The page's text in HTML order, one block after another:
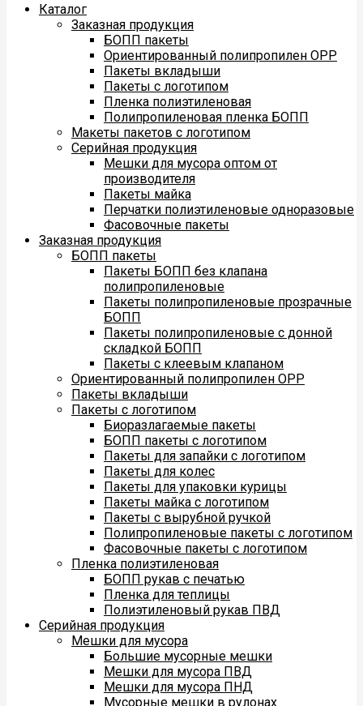
Каталог
Заказная продукция
БОПП пакеты
Ориентированный полипропилен ОРР
Пакеты вкладыши
Пакеты с логотипом
Пленка полиэтиленовая
Полипропиленовая пленка БОПП
Макеты пакетов с логотипом
Серийная продукция
Мешки для мусора оптом от
производителя
Пакеты майка
Перчатки полиэтиленовые одноразовые
Фасовочные пакеты
Заказная продукция
БОПП пакеты
Пакеты БОПП без клапана
полипропиленовые
Пакеты полипропиленовые прозрачные
БОПП
Пакеты полипропиленовые с донной
складкой БОПП
Пакеты с клеевым клапаном
Ориентированный полипропилен ОРР
Пакеты вкладыши
Пакеты с логотипом
Биоразлагаемые пакеты
БОПП пакеты с логотипом
Пакеты для запайки с логотипом
Пакеты для колес
Пакеты для упаковки курицы
Пакеты майка с логотипом
Пакеты с вырубной ручкой
Полипропиленовые пакеты с логотипом
Фасовочные пакеты с логотипом
Пленка полиэтиленовая
БОПП рукав с печатью
Пленка для теплицы
Полиэтиленовый рукав ПВД
Серийная продукция
Мешки для мусора
Большие мусорные мешки
Мешки для мусора ПВД
Мешки для мусора ПНД
Мусорные мешки в рулонах